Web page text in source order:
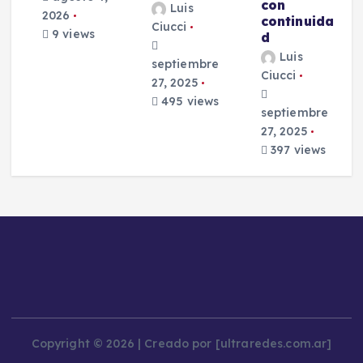
2026
9 views
Luis
Ciucci
septiembre
27, 2025
495 views
con
continuida
d
Luis
Ciucci
septiembre
27, 2025
397 views
Copyright © 2026 | Creado por [ultraredes.com.ar]